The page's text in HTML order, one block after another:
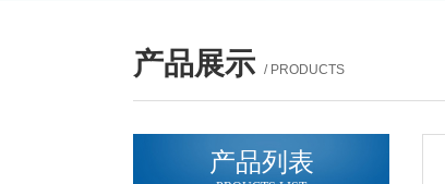
产品展示 / PRODUCTS
产品列表